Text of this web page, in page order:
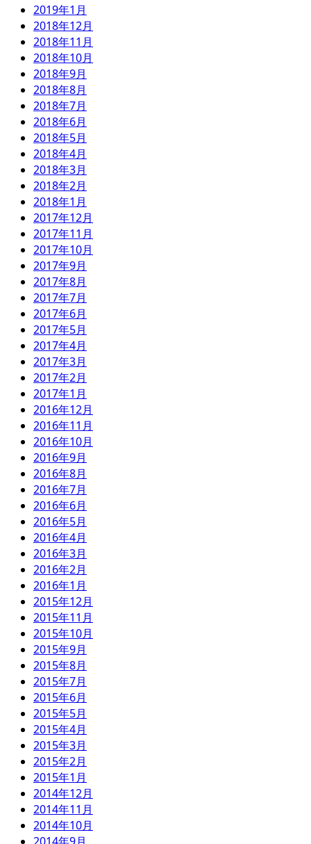
2019年1月
2018年12月
2018年11月
2018年10月
2018年9月
2018年8月
2018年7月
2018年6月
2018年5月
2018年4月
2018年3月
2018年2月
2018年1月
2017年12月
2017年11月
2017年10月
2017年9月
2017年8月
2017年7月
2017年6月
2017年5月
2017年4月
2017年3月
2017年2月
2017年1月
2016年12月
2016年11月
2016年10月
2016年9月
2016年8月
2016年7月
2016年6月
2016年5月
2016年4月
2016年3月
2016年2月
2016年1月
2015年12月
2015年11月
2015年10月
2015年9月
2015年8月
2015年7月
2015年6月
2015年5月
2015年4月
2015年3月
2015年2月
2015年1月
2014年12月
2014年11月
2014年10月